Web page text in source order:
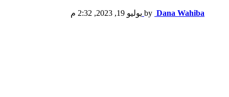
by Dana Wahiba يوليو 19, 2023, 2:32 م